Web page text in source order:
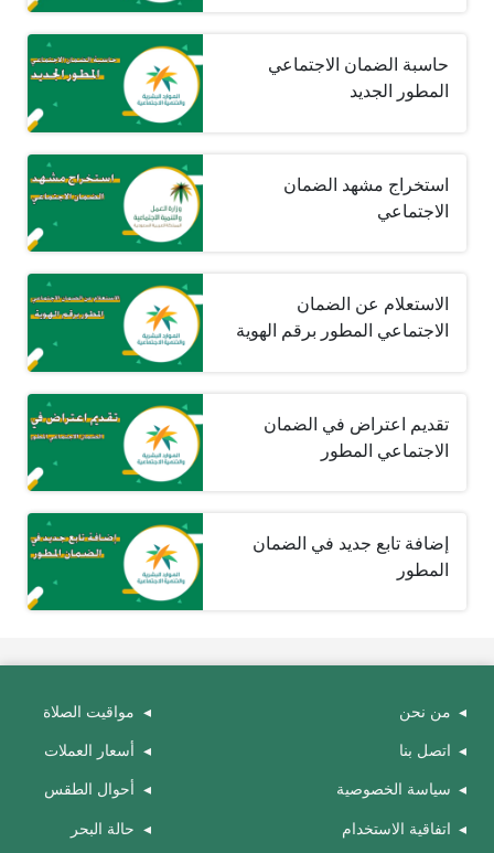
حاسبة الضمان الاجتماعي
المطور الجديد
استخراج مشهد الضمان
الاجتماعي
الاستعلام عن الضمان
الاجتماعي المطور برقم الهوية
‏تقديم اعتراض في الضمان
الاجتماعي المطور
إضافة تابع جديد في الضمان
المطور ‏
من نحن
اتصل بنا
سياسة الخصوصية
اتفاقية الاستخدام
مواقيت الصلاة
أسعار العملات
أحوال الطقس
حالة البحر